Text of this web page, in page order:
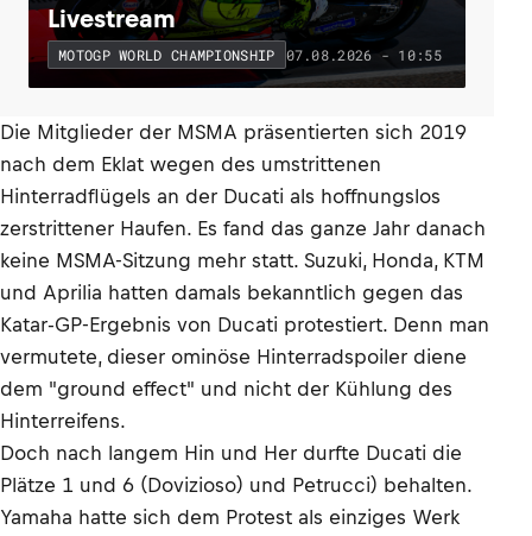
Livestream
MOTOGP WORLD CHAMPIONSHIP 07.08.2026 - 10:55
Die Mitglieder der MSMA präsentierten sich 2019
nach dem Eklat wegen des umstrittenen
Hinterradflügels an der Ducati als hoffnungslos
zerstrittener Haufen. Es fand das ganze Jahr danach
keine MSMA-Sitzung mehr statt. Suzuki, Honda, KTM
und Aprilia hatten damals bekanntlich gegen das
Katar-GP-Ergebnis von Ducati protestiert. Denn man
vermutete, dieser ominöse Hinterradspoiler diene
dem "ground effect" und nicht der Kühlung des
Hinterreifens.
Doch nach langem Hin und Her durfte Ducati die
Plätze 1 und 6 (Dovizioso) und Petrucci) behalten.
Yamaha hatte sich dem Protest als einziges Werk